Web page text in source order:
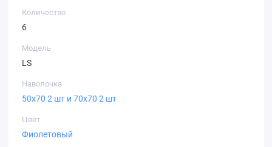
Количество
6
Модель
LS
Наволочка
50х70 2 шт и 70х70 2 шт
Цвет
Фиолетовый